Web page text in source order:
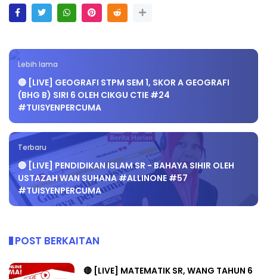
Lebih lama
🔴 [LIVE] GEOGRAFI STPM SEM 1, SKOR A GEOGRAFI
(BHG B) SIRI 6 OLEH CIKGU CTIE #24
#TUISYENPERCUMA
Terbaru
🔴 [LIVE] PENDIDIKAN ISLAM SR - BAHAYA SIHIR OLEH
USTAZAH WAN SUHANA #ALLINONE #57
#TUISYENPERCUMA
POST BERKAITAN
🔴 [LIVE] MATEMATIK SR, WANG TAHUN 6